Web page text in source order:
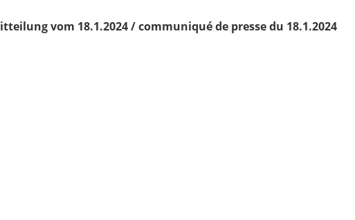
vom 18.1.2024 / communiqué de presse du 18.1.2024